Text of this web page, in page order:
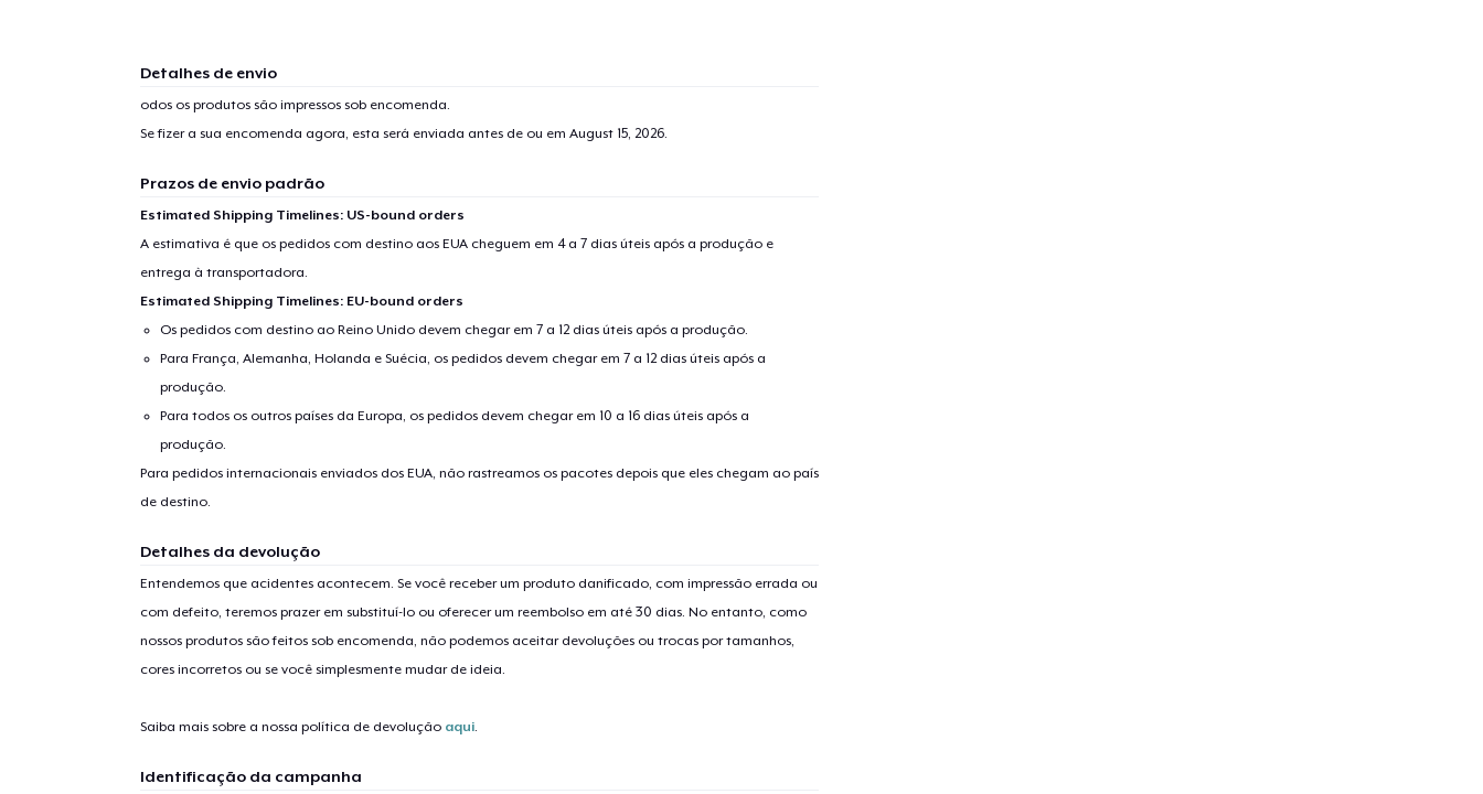
Detalhes de envio
odos os produtos são impressos sob encomenda.
Se fizer a sua encomenda agora, esta será enviada antes de ou em August 15, 2026.
Prazos de envio padrão
Estimated Shipping Timelines: US-bound orders
A estimativa é que os pedidos com destino aos EUA cheguem em 4 a 7 dias úteis após a produção e
entrega à transportadora.
Estimated Shipping Timelines: EU-bound orders
Os pedidos com destino ao Reino Unido devem chegar em 7 a 12 dias úteis após a produção.
Para França, Alemanha, Holanda e Suécia, os pedidos devem chegar em 7 a 12 dias úteis após a
produção.
Para todos os outros países da Europa, os pedidos devem chegar em 10 a 16 dias úteis após a
produção.
Para pedidos internacionais enviados dos EUA, não rastreamos os pacotes depois que eles chegam ao país
de destino.
Detalhes da devolução
Entendemos que acidentes acontecem. Se você receber um produto danificado, com impressão errada ou
com defeito, teremos prazer em substituí-lo ou oferecer um reembolso em até 30 dias. No entanto, como
nossos produtos são feitos sob encomenda, não podemos aceitar devoluções ou trocas por tamanhos,
cores incorretos ou se você simplesmente mudar de ideia.
Saiba mais sobre a nossa política de devolução aqui.
Identificação da campanha